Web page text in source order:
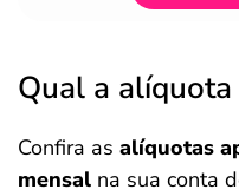
Qual a
Confira as alíquotas
mensal na sua conta